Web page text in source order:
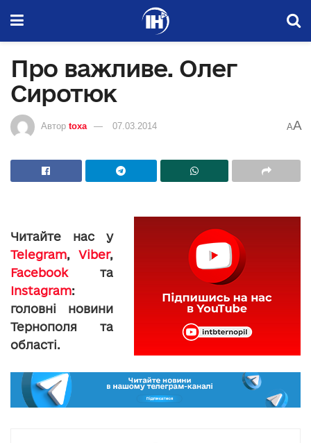
Про важливе. Олег
Сиротюк
Автор toxa 07.03.2014 AA
Читайте нас у
Telegram, Viber,
Facebookта
Instagram:
головні новини
Тернополя та
області.